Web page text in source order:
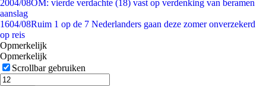
2004/08OM: vierde verdachte (18) vast op verdenking van beramen
aanslag
1604/08Ruim 1 op de 7 Nederlanders gaan deze zomer onverzekerd
op reis
Opmerkelijk
Opmerkelijk
Scrollbar gebruiken